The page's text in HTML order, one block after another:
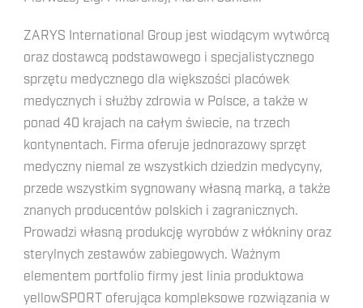
ZARYS International Group jest wiodącym wytwórcą
oraz dostawcą podstawowego i specjalistycznego
sprzętu medycznego dla większości placówek
medycznych i służby zdrowia w Polsce, a także w
ponad 40 krajach na całym świecie, na trzech
kontynentach. Firma oferuje jednorazowy sprzęt
medyczny niemal ze wszystkich dziedzin medycyny,
przede wszystkim sygnowany własną marką, a także
znanych producentów polskich i zagranicznych.
Prowadzi własną produkcję wyrobów z włókniny oraz
sterylnych zestawów zabiegowych. Ważnym
elementem portfolio firmy jest linia produktowa
yellowSPORT oferująca kompleksowe rozwiązania w